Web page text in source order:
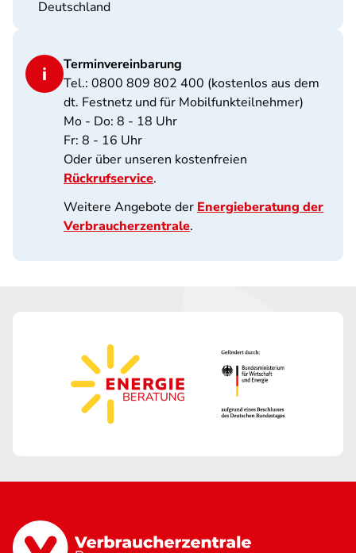
Deutschland
Terminvereinbarung
Tel.: 0800 809 802 400 (kostenlos aus dem
dt. Festnetz und für Mobilfunkteilnehmer)
Mo - Do: 8 - 18 Uhr
Fr: 8 - 16 Uhr
Oder über unseren kostenfreien
Rückrufservice.
Weitere Angebote der Energieberatung der
Verbraucherzentrale.